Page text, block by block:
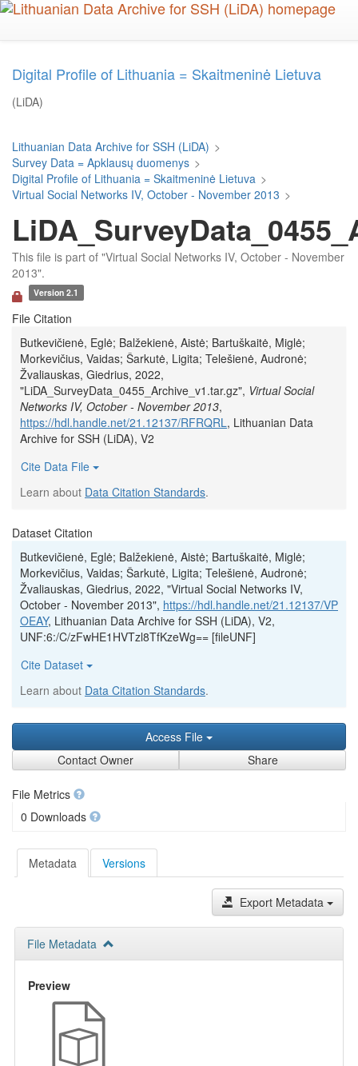
Skip
Digital Profile of Lithuania = Skaitmeninė Lietuva
(LiDA)
Lithuanian Data Archive for SSH (LiDA) >
Survey Data = Apklausų duomenys >
Digital Profile of Lithuania = Skaitmeninė Lietuva >
Virtual Social Networks IV, October - November 2013 >
This file is part of "Virtual Social Networks IV, October - November
2013".
Version 2.1
File Citation
Butkevičienė, Eglė; Balžekienė, Aistė; Bartuškaitė, Miglė;
Morkevičius, Vaidas; Šarkutė, Ligita; Telešienė, Audronė;
Žvaliauskas, Giedrius, 2022,
"LiDA_SurveyData_0455_Archive_v1.tar.gz", Virtual Social
Networks IV, October - November 2013,
https://hdl.handle.net/21.12137/RFRQRL, Lithuanian Data
Archive for SSH (LiDA), V2
Cite Data File
Learn about Data Citation Standards.
Dataset Citation
Butkevičienė, Eglė; Balžekienė, Aistė; Bartuškaitė, Miglė;
Morkevičius, Vaidas; Šarkutė, Ligita; Telešienė, Audronė;
Žvaliauskas, Giedrius, 2022, "Virtual Social Networks IV,
October - November 2013", https://hdl.handle.net/21.12137/VP
OEAY, Lithuanian Data Archive for SSH (LiDA), V2,
UNF:6:/C/zFwHE1HVTzl8TfKzeWg== [fileUNF]
Cite Dataset
Learn about Data Citation Standards.
Access File
Contact Owner
Share
File Metrics
0 Downloads
Metadata Versions
Export Metadata
File Metadata
Preview